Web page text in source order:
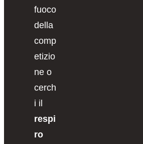
fuoco
della
comp
etizio
ne o
cerch
i il
respi
ro